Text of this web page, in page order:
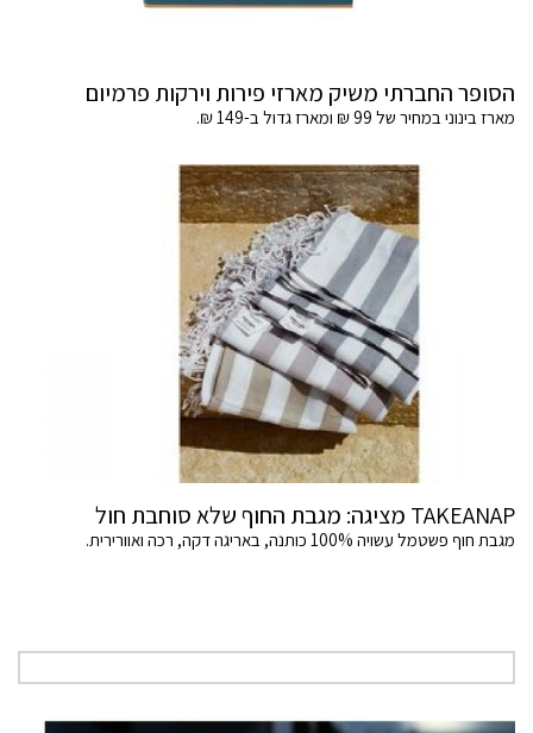
הסופר החברתי משיק מארזי פירות וירקות פרמיום
מארז בינוני במחיר של 99 ₪ ומארז גדול ב-149 ₪.
TAKEANAP מציגה: מגבת החוף שלא סוחבת חול
מגבת חוף פשטמל עשויה 100% כותנה, באריגה דקה, רכה ואוורירית.